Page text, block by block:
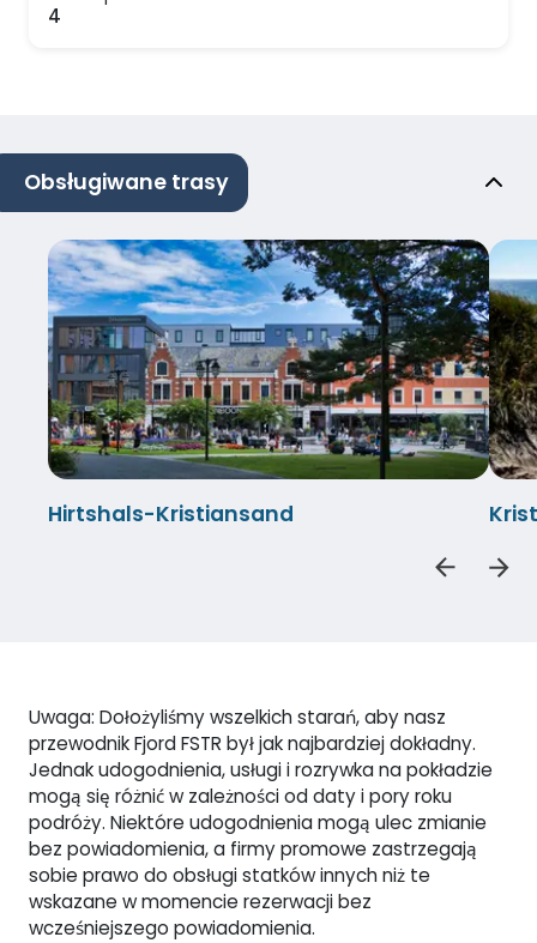
4
Obsługiwane trasy
Hirtshals-Kristiansand
Uwaga: Dołożyliśmy wszelkich starań, aby nasz
przewodnik Fjord FSTR był jak najbardziej dokładny.
Jednak udogodnienia, usługi i rozrywka na pokładzie
mogą się różnić w zależności od daty i pory roku
podróży. Niektóre udogodnienia mogą ulec zmianie
bez powiadomienia, a firmy promowe zastrzegają
sobie prawo do obsługi statków innych niż te
wskazane w momencie rezerwacji bez
wcześniejszego powiadomienia.